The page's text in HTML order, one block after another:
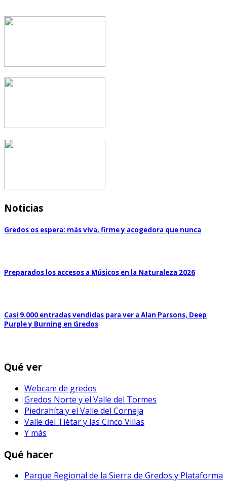
Noticias
Gredos os espera: más viva, firme y acogedora que nunca
Preparados los accesos a Músicos en la Naturaleza 2026
Casi 9.000 entradas vendidas para ver a Alan Parsons, Deep
Purple y Burning en Gredos
Qué ver
Webcam de gredos
Gredos Norte y el Valle del Tormes
Piedrahíta y el Valle del Corneja
Valle del Tiétar y las Cinco Villas
Y más
Qué hacer
Parque Regional de la Sierra de Gredos y Plataforma